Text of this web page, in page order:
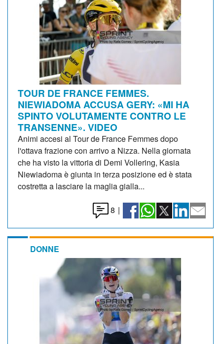
TOUR DE FRANCE FEMMES.
NIEWIADOMA ACCUSA GERY: «MI HA
SPINTO VOLUTAMENTE CONTRO LE
TRANSENNE». VIDEO
Animi accesi al Tour de France Femmes dopo
l'ottava frazione con arrivo a Nizza. Nella giornata
che ha visto la vittoria di Demi Vollering, Kasia
Niewiadoma è giunta in terza posizione ed è stata
costretta a lasciare la maglia gialla...
8 |
DONNE